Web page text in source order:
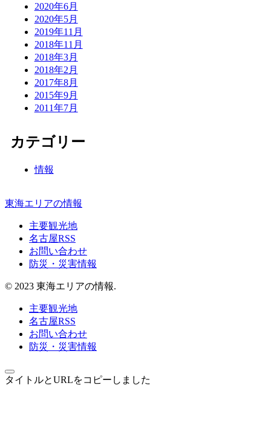
2020年6月
2020年5月
2019年11月
2018年11月
2018年3月
2018年2月
2017年8月
2015年9月
2011年7月
カテゴリー
情報
東海エリアの情報
主要観光地
名古屋RSS
お問い合わせ
防災・災害情報
© 2023 東海エリアの情報.
主要観光地
名古屋RSS
お問い合わせ
防災・災害情報
タイトルとURLをコピーしました